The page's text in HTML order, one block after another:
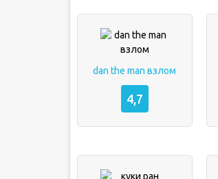
dan the man взлом
4,7